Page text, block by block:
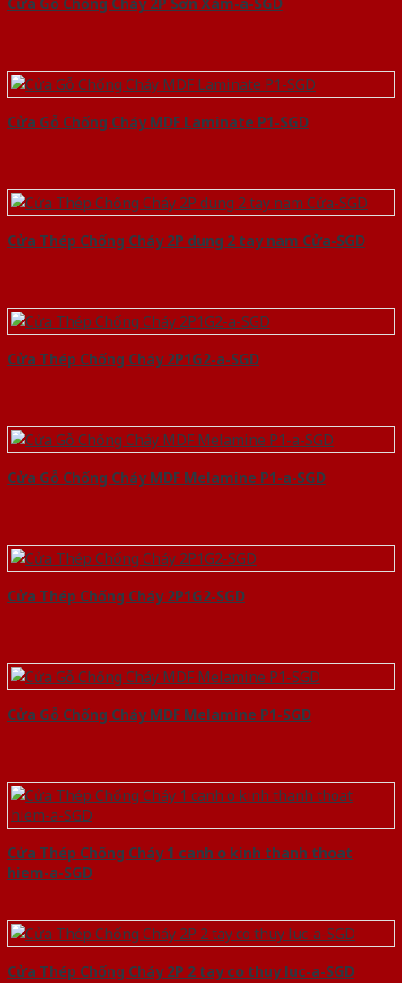
Cửa Gỗ Chống Cháy MDF Laminate P1-SGD
Cửa Thép Chống Cháy 2P dung 2 tay nam Cửa-SGD
Cửa Thép Chống Cháy 2P1G2-a-SGD
Cửa Gỗ Chống Cháy MDF Melamine P1-a-SGD
Cửa Thép Chống Cháy 2P1G2-SGD
Cửa Gỗ Chống Cháy MDF Melamine P1-SGD
Cửa Thép Chống Cháy 1 canh o kinh thanh thoat
hiem-a-SGD
Cửa Thép Chống Cháy 2P 2 tay co thuy luc-a-SGD